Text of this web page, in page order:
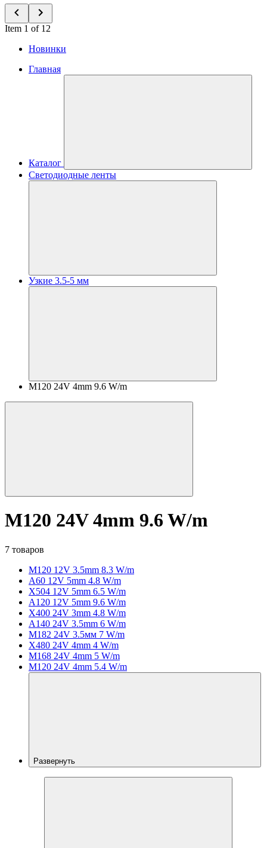
Item 1 of 12
Новинки
Главная
Каталог
Светодиодные ленты
Узкие 3.5-5 мм
M120 24V 4mm 9.6 W/m
M120 24V 4mm 9.6 W/m
7 товаров
M120 12V 3.5mm 8.3 W/m
A60 12V 5mm 4.8 W/m
X504 12V 5mm 6.5 W/m
A120 12V 5mm 9.6 W/m
X400 24V 3mm 4.8 W/m
A140 24V 3.5mm 6 W/m
M182 24V 3.5мм 7 W/m
X480 24V 4mm 4 W/m
M168 24V 4mm 5 W/m
M120 24V 4mm 5.4 W/m
Развернуть